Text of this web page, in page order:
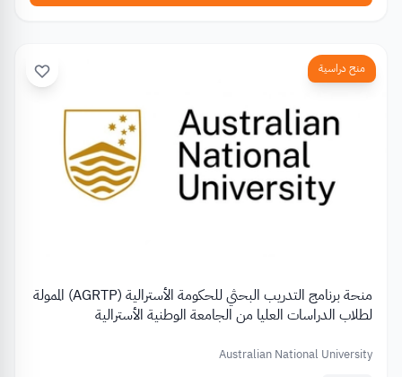
منح دراسية
منحة برنامج التدريب البحثي للحكومة الأسترالية (AGRTP) الممولة
لطلاب الدراسات العليا من الجامعة الوطنية الأسترالية
Australian National University